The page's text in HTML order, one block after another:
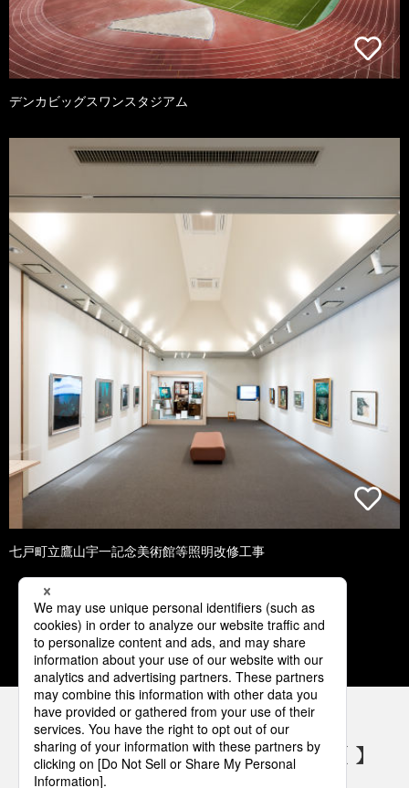
デンカビッグスワンスタジアム
七戸町立鷹山宇一記念美術館等照明改修工事
1 2 3 4 5
パナソニックの電気設備 SNSアカウント